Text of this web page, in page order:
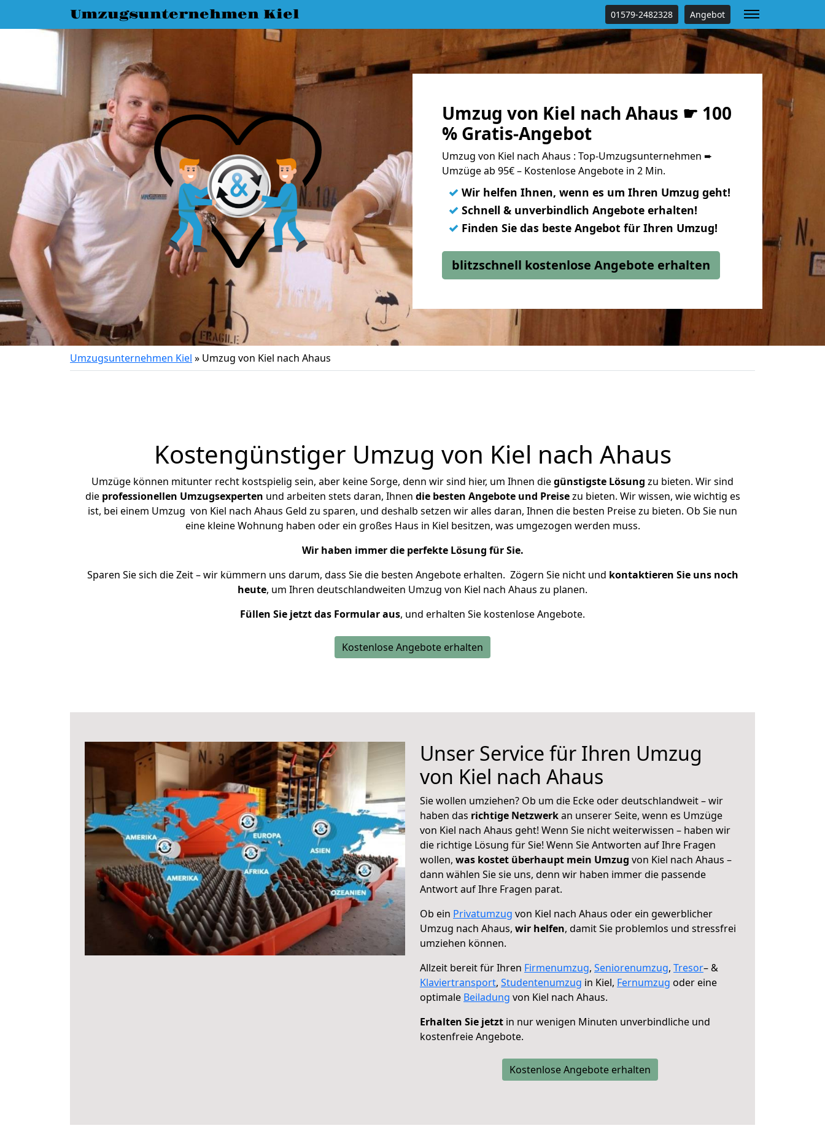
Umzugsunternehmen Kiel 01579-2482328 Angebot
Umzug von Kiel nach Ahaus ☛ 100
% Gratis-Angebot
Umzug von Kiel nach Ahaus : Top-Umzugsunternehmen ➨
Umzüge ab 95€ – Kostenlose Angebote in 2 Min.
✓ Wir helfen Ihnen, wenn es um Ihren Umzug geht!
✓ Schnell & unverbindlich Angebote erhalten!
✓ Finden Sie das beste Angebot für Ihren Umzug!
blitzschnell kostenlose Angebote erhalten
Umzugsunternehmen Kiel » Umzug von Kiel nach Ahaus
Kostengünstiger Umzug von Kiel nach Ahaus
Umzüge können mitunter recht kostspielig sein, aber keine Sorge, denn wir sind hier, um Ihnen diegünstigste Lösung zu bieten. Wir sind
die professionellen Umzugsexperten und arbeiten stets daran, Ihnen die besten Angebote und Preisezu bieten. Wir wissen, wie wichtig es
ist, bei einem Umzug von Kiel nach Ahaus Geld zu sparen, und deshalb setzen wir alles daran, Ihnen die besten Preise zu bieten. Ob Sie nun
eine kleine Wohnung haben oder ein großes Haus in Kiel besitzen, was umgezogen werden muss.
Wir haben immer die perfekte Lösung für Sie.
Sparen Sie sich die Zeit – wir kümmern uns darum, dass Sie die besten Angebote erhalten. Zögern Sie nicht und kontaktieren Sie uns noch
heute, um Ihren deutschlandweiten Umzug von Kiel nach Ahaus zu planen.
Füllen Sie jetzt das Formular aus, und erhalten Sie kostenlose Angebote.
Kostenlose Angebote erhalten
Unser Service für Ihren Umzug
von Kiel nach Ahaus
Sie wollen umziehen? Ob um die Ecke oder deutschlandweit – wir
haben das richtige Netzwerkan unserer Seite, wenn es Umzüge
von Kiel nach Ahaus geht! Wenn Sie nicht weiterwissen – haben wir
die richtige Lösung für Sie! Wenn Sie Antworten auf Ihre Fragen
wollen, was kostet überhaupt mein Umzug von Kiel nach Ahaus –
dann wählen Sie sie uns, denn wir haben immer die passende
Antwort auf Ihre Fragen parat.
Ob ein Privatumzug von Kiel nach Ahaus oder ein gewerblicher
Umzug nach Ahaus, wir helfen, damit Sie problemlos und stressfrei
umziehen können.
Allzeit bereit für Ihren Firmenumzug, Seniorenumzug, Tresor– &
Klaviertransport, Studentenumzug in Kiel, Fernumzug oder eine
optimale Beiladung von Kiel nach Ahaus.
Erhalten Sie jetzt in nur wenigen Minuten unverbindliche und
kostenfreie Angebote.
Kostenlose Angebote erhalten